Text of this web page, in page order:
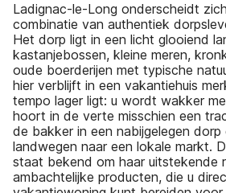
Ladignac-le-Long onderscheidt
combinatie van authentiek
Het dorp ligt in een licht glooiend
kastanjebossen, kleine meren,
oude boerderijen met typische
hier verblijft in een vakantiehuis
tempo lager ligt: u wordt wakker
hoort in de verte misschien een
de bakker in een nabijgelegen
landwegen naar een lokale markt.
staat bekend om haar uitstekende
ambachtelijke producten, die u